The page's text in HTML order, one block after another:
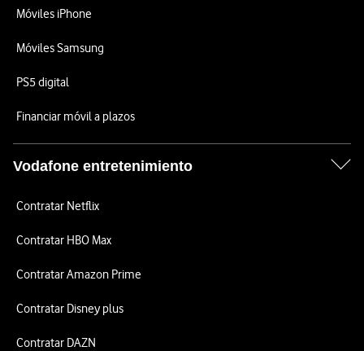
Móviles iPhone
Móviles Samsung
PS5 digital
Financiar móvil a plazos
Vodafone entretenimiento
Contratar Netflix
Contratar HBO Max
Contratar Amazon Prime
Contratar Disney plus
Contratar DAZN